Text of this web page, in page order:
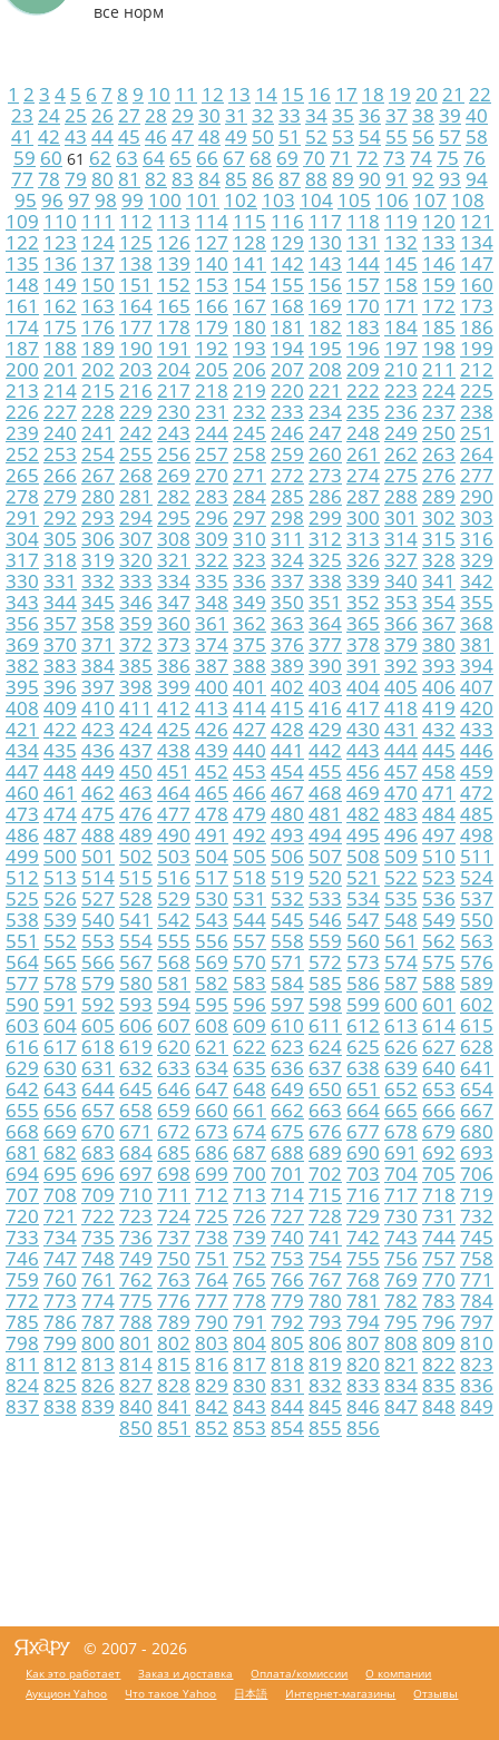
все норм
1 2 3 4 5 6 7 8 9 10 11 12 13 14 15 16 17 18 19 20 21 22
23 2425 26 27 28 29 30 31 32 33 3435 36 37 38 39 40
41 42 43 4445 46 47 48 49 50 51 52 53 54 55 56 57 58
59 60 61 62 63 64 65 66 67 68 69 70 71 72 73 7475 76
77 78 79 80 81 82 83 84 85 86 87 88 89 90 91 92 93 94
95 96 97 98 99 100 101 102 103 104 105 106 107 108
109 110 111 112 113 114 115 116 117 118 119 120 121
122 123 124 125 126 127 128 129 130 131 132 133 134
135 136 137 138 139 140 141 142 143 144 145 146 147
148 149 150 151 152 153 154 155 156 157 158 159 160
161 162 163 164 165 166 167 168 169 170 171 172 173
174 175 176 177 178 179 180 181 182 183 184 185 186
187 188 189 190 191 192 193 194 195 196 197 198 199
200 201 202 203 204205 206 207 208 209 210 211 212
213 214215 216 217 218 219 220 221 222 223 224225
226 227 228 229 230 231 232 233 234235 236 237 238
239 240 241 242 243 244245 246 247 248 249 250 251
252 253 254255 256 257 258 259 260 261 262 263 264
265 266 267 268 269 270 271 272 273 274275 276 277
278 279 280 281 282 283 284285 286 287 288 289 290
291 292 293 294295 296 297 298 299 300 301 302 303
304305 306 307 308 309 310 311 312 313 314315 316
317 318 319 320 321 322 323 324325 326 327 328 329
330 331 332 333 334335 336 337 338 339 340 341 342
343 344345 346 347 348 349 350 351 352 353 354355
356 357 358 359 360 361 362 363 364365 366 367 368
369 370 371 372 373 374375 376 377 378 379 380 381
382 383 384385 386 387 388 389 390 391 392 393 394
395 396 397 398 399 400 401 402 403 404405 406 407
408 409 410 411 412 413 414415 416 417 418 419 420
421 422 423 424425 426 427 428 429 430 431 432 433
434435 436 437 438 439 440 441 442 443 444445 446
447 448 449 450 451 452 453 454455 456 457 458 459
460 461 462 463 464465 466 467 468 469 470 471 472
473 474475 476 477 478 479 480 481 482 483 484485
486 487 488 489 490 491 492 493 494495 496 497 498
499 500 501 502 503 504 505 506 507 508 509 510 511
512 513 514 515 516 517 518 519 520 521 522 523 524
525 526 527 528 529 530 531 532 533 534 535 536 537
538 539 540 541 542 543 544 545 546 547 548 549 550
551 552 553 554 555 556 557 558 559 560 561 562 563
564 565 566 567 568 569 570 571 572 573 574 575 576
577 578 579 580 581 582 583 584 585 586 587 588 589
590 591 592 593 594 595 596 597 598 599 600 601 602
603 604 605 606 607 608 609 610 611 612 613 614 615
616 617 618 619 620 621 622 623 624 625 626 627 628
629 630 631 632 633 634 635 636 637 638 639 640 641
642 643 644 645 646 647 648 649 650 651 652 653 654
655 656 657 658 659 660 661 662 663 664 665 666 667
668 669 670 671 672 673 674 675 676 677 678 679 680
681 682 683 684 685 686 687 688 689 690 691 692 693
694 695 696 697 698 699 700 701 702 703 704705 706
707 708 709 710 711 712 713 714715 716 717 718 719
720 721 722 723 724725 726 727 728 729 730 731 732
733 734735 736 737 738 739 740 741 742 743 744745
746 747 748 749 750 751 752 753 754755 756 757 758
759 760 761 762 763 764765 766 767 768 769 770 771
772 773 774775 776 777 778 779 780 781 782 783 784
785 786 787 788 789 790 791 792 793 794795 796 797
798 799 800 801 802 803 804 805 806 807 808 809 810
811 812 813 814 815 816 817 818 819 820 821 822 823
824 825 826 827 828 829 830 831 832 833 834 835 836
837 838 839 840 841 842 843 844 845 846 847 848 849
850 851 852 853 854 855 856
© 2007 - 2026
Как это работает Заказ и доставка Оплата/комиссии
О компании
Аукцион Yahoo
Что такое Yahoo 日本語 Интернет-магазины Отзывы